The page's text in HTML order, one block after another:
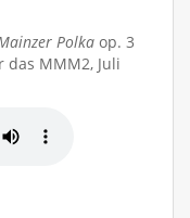
Polka op. 3
MMM2, Juli